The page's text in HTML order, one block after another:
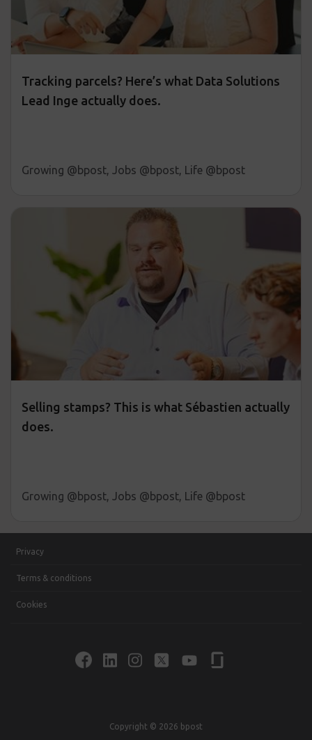
Tracking parcels? Here’s what Data Solutions
Lead Inge actually does.
Growing @bpost, Jobs @bpost, Life @bpost
Selling stamps? This is what Sébastien actually
does.
Growing @bpost, Jobs @bpost, Life @bpost
Privacy
Terms & conditions
Cookies
Copyright © 2026 bpost